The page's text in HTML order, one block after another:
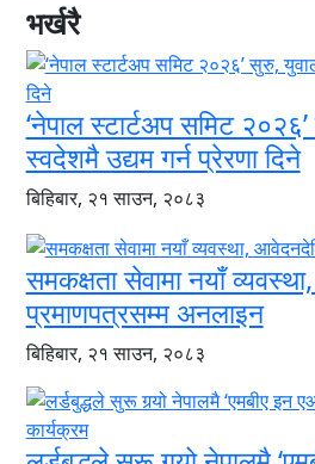
भर्खरै
‘नेपाल स्टार्टअप समिट
स्वदेशमै उद्यम गर्न प्रेरणा दिने
बिहिबार, २१ साउन, २०८३
समकक्षता सेवामा नयाँ
प्रमाणपत्रसम्म अनलाइन
बिहिबार, २१ साउन, २०८३